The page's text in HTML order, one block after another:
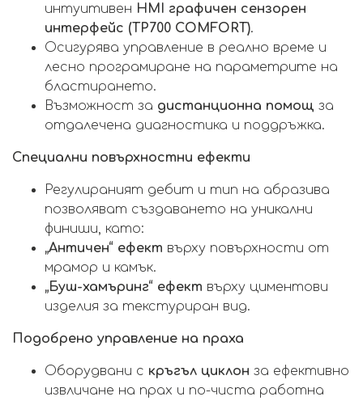
интуитивен HMI графичен сензорен
интерфейс (TP700 COMFORT).
Осигурява управление в реално време и
лесно програмиране на параметрите на
бластирането.
Възможност за дистанционна помощ за
отдалечена диагностика и поддръжка.
Специални повърхностни ефекти
Регулираният дебит и тип на абразива
позволяват създаването на уникални
финиши, като:
„Античен“ ефект върху повърхности от
мрамор и камък.
„Буш-хамъринг“ ефект върху циментови
изделия за текстуриран вид.
Подобрено управление на праха
Оборудвани с кръгъл циклон за ефективно
извличане на прах и по-чиста работна